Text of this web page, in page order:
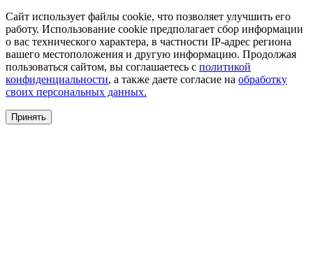
Сайт использует файлы cookie, что позволяет улучшить его
работу. Использование cookie предполагает сбор информации
о вас технического характера, в частности IP-адрес региона
вашего местоположения и другую информацию. Продолжая
пользоваться сайтом, вы соглашаетесь с политикой
конфиденциальности, а также даете согласие на обработку
своих персональных данных.
Принять